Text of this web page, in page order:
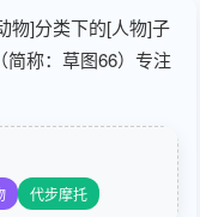
物]分类下的[人物]子
称：草图66）专注
代步摩托